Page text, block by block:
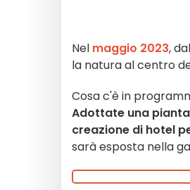
Nel maggio 2023,
la natura al centro
Cosa c'è in
Adottate una pianta
creazione di hotel
sarà esposta nella